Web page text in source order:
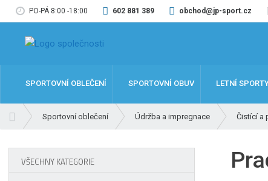
PO-PÁ 8:00 -18:00 602 881 389 obchod@jp-sport.cz
SPORTOVNÍ OBLEČENÍ SPORTOVNÍ OBUV LETNÍ
Sportovní oblečení Údržba a impregnace Čistící a
VŠECHNY KATEGORIE